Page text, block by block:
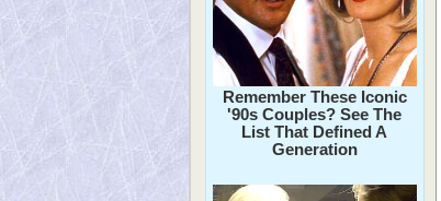
Remember These Iconic
'90s Couples? See The
List That Defined A
Generation